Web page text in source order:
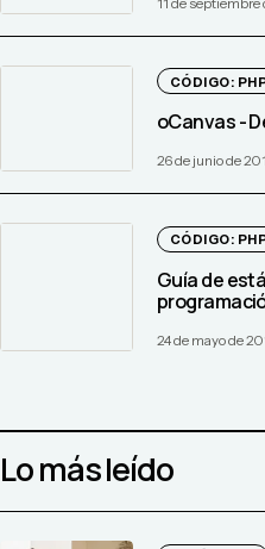
CÓDIGO:
oCanvas -
26 de junio de
CÓDIGO:
Guía de
24 de mayo de
Lo más leído